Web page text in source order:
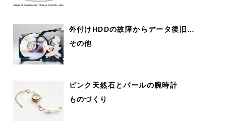
外付けHDDの故障からデータ復旧…
その他
ピンク天然石とパールの腕時計
ものづくり